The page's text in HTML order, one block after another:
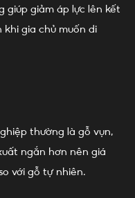
giúp giảm áp lực lên kết
khi gia chủ muốn di
thường là gỗ vụn,
ngắn hơn nên giá
với gỗ tự nhiên.